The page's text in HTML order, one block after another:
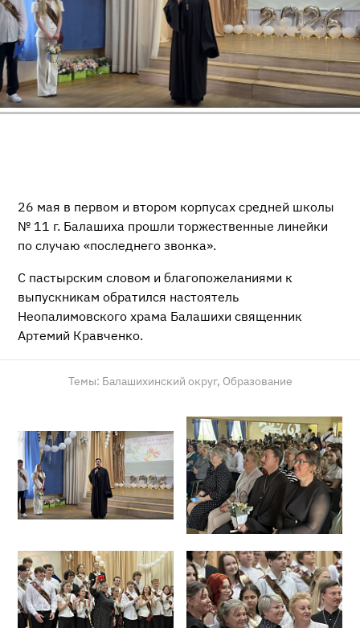
26 мая в первом и втором корпусах средней школы
№ 11 г. Балашиха прошли торжественные линейки
по случаю «последнего звонка».
С пастырским словом и благопожеланиями к
выпускникам обратился настоятель
Неопалимовского храма Балашихи священник
Артемий Кравченко.
Темы: Балашихинский округ, Образование